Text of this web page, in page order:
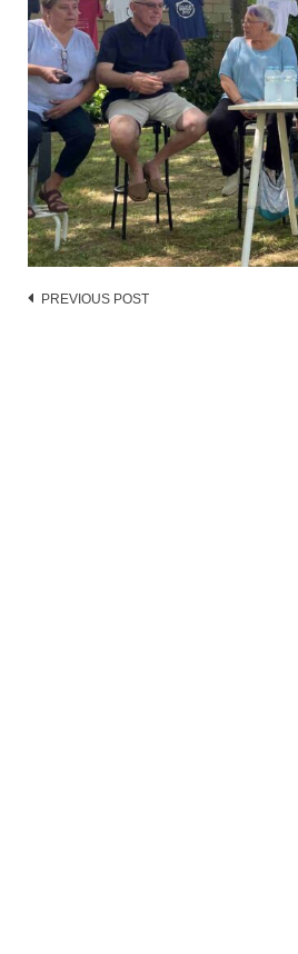
Post
PREVIOUS POST